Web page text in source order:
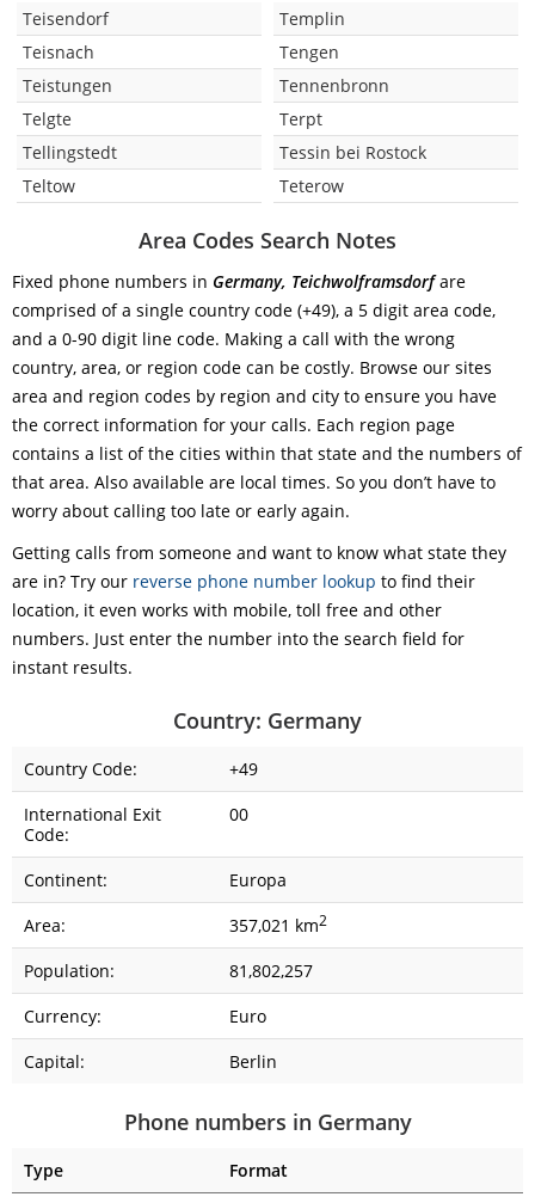
Teisendorf
Teisnach
Teistungen
Telgte
Tellingstedt
Teltow
Templin
Tengen
Tennenbronn
Terpt
Tessin bei Rostock
Teterow
Area Codes Search Notes
Fixed phone numbers in Germany, Teichwolframsdorfare
comprised of a single country code (+49), a 5 digit area code,
and a 0-90 digit line code. Making a call with the wrong
country, area, or region code can be costly. Browse our sites
area and region codes by region and city to ensure you have
the correct information for your calls. Each region page
contains a list of the cities within that state and the numbers of
that area. Also available are local times. So you don’t have to
worry about calling too late or early again.
Getting calls from someone and want to know what state they
are in? Try our reverse phone number lookup to find their
location, it even works with mobile, toll free and other
numbers. Just enter the number into the search field for
instant results.
Country: Germany
Country Code:
+49
International Exit
Code:
00
Continent:
Europa
Area:
357,021 km2
Population:
81,802,257
Currency:
Euro
Capital:
Berlin
Phone numbers in Germany
Type
Format